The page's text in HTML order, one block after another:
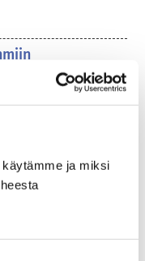
ja miksi
/ karieksen
säätelijät